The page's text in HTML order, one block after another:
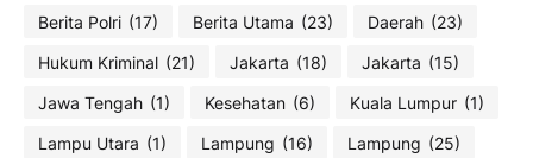
Berita Polri (17) Berita Utama (23) Daerah (23)
Hukum Kriminal (21) Jakarta (18) Jakarta (15)
Jawa Tengah (1) Kesehatan (6) Kuala Lumpur (1)
Lampu Utara (1) Lampung (16) Lampung (25)